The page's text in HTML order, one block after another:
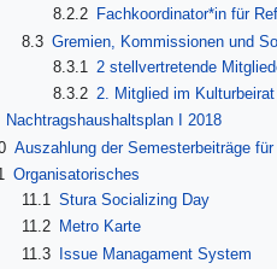
8.2.2 Fachkoordinator*in für
8.3 Gremien, Kommissionen und
8.3.1
2 stellvertretende
8.3.2 2. Mitglied im
Nachtragshaushaltsplan I 2018
Auszahlung der Semesterbeiträge
Organisatorisches
11.1
Stura Socializing Day
11.2
Metro Karte
11.3 Issue Managament System